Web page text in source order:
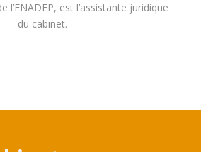
l’ENADEP, est l’assistante juridique
du cabinet.